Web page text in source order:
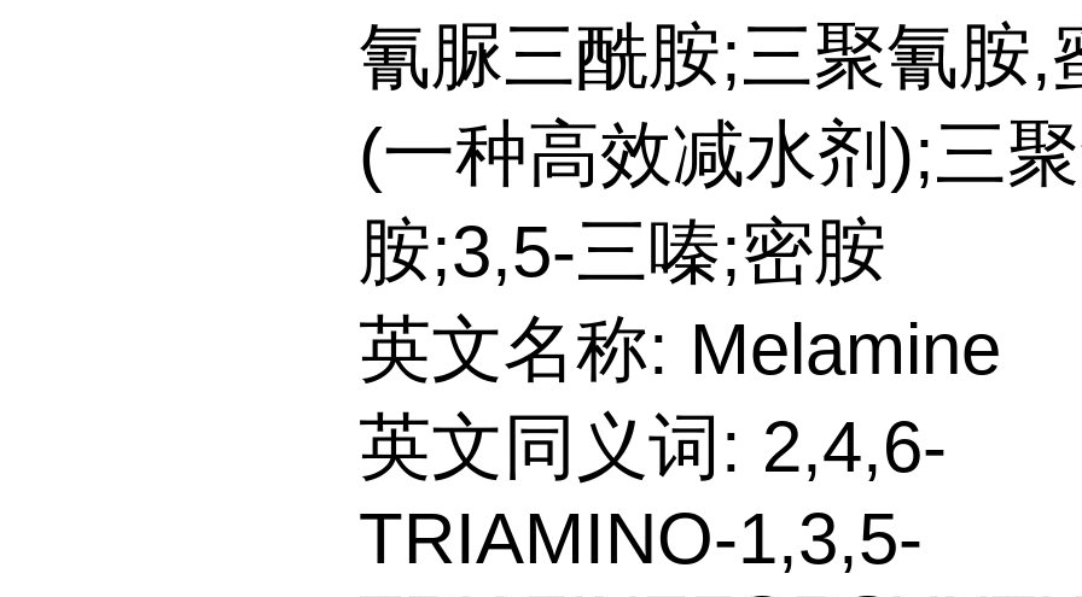
氰脲三酰胺;三聚氰胺,
(一种高效减水剂);三
胺;3,5-三嗪;密胺
英文名称: Melamine
英文同义词: 2,4,6-
TRIAMINO-1,3,5-